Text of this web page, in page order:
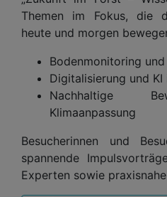
Themen im Fokus, die
heute und morgen
Bodenmonitoring
Digitalisierung und
Nachhaltige
Klimaanpassung
Besucherinnen und
spannende
Experten sowie